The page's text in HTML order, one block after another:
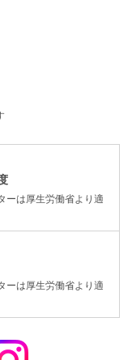
ーは厚生労働省より適
ーは厚生労働省より適